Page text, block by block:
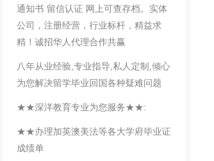
通知书 留信认证 网上可查存档。实体
公司，注册经营，行业标杆，精益求
精！诚招华人代理合作共赢
八年从业经验,专业指导,私人定制,倾心
为您解决留学毕业回国各种疑难问题
★★深洋教育专业为您服务★★:
★★办理加英澳美法等各大学府毕业证
成绩单